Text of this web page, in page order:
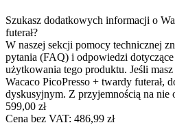
Szukasz dodatkowych informacji o
futerał?
W naszej sekcji pomocy technicznej
pytania (FAQ) i odpowiedzi
użytkowania tego produktu. Jeśli
Wacaco PicoPresso + twardy futerał,
dyskusyjnym. Z przyjemnością na nie
599,00 zł
Cena bez VAT: 486,99 zł